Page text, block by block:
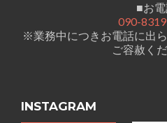
■お
090-
※業務中につきお電話に出
ご容赦くだ
INSTAGRAM